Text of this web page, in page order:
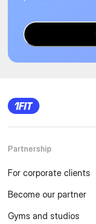
Partnership
For corporate clients
Become our partner
Gyms and studios